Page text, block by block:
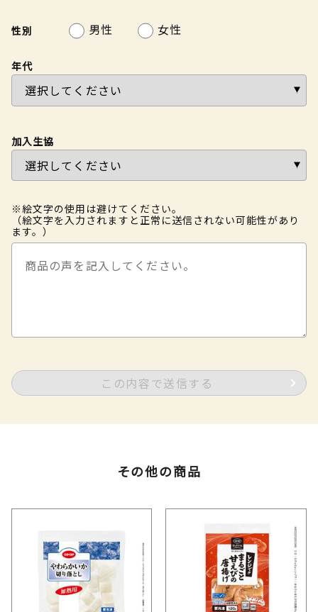
性別 男性 女性
年代
加入生協
※絵文字の使用は避けてください。
（絵文字を入力されますと正常に送信されない可能性があり
ます。）
この内容で送信する
その他の商品